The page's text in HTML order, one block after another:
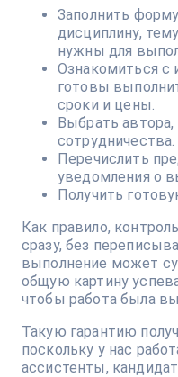
Заполнить
дисциплину,
нужны для
Ознакомиться с
готовы
сроки и цены.
Выбрать автора,
сотрудничества.
Перечислить
уведомления о
Получить
Как правило,
сразу, без
выполнение может
общую картину
чтобы работа была
Такую гарантию
поскольку у нас
ассистенты,